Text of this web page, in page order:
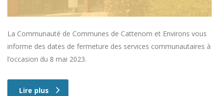
La Communauté de Communes de Cattenom et Environs vous
informe des dates de fermeture des services communautaires à
l’occasion du 8 mai 2023.
Lire plus